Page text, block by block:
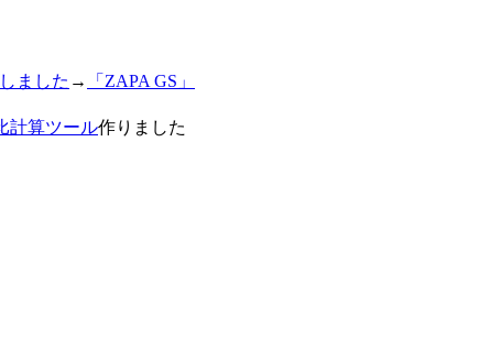
ました →
「ZAPA GS」
計算ツール作りました